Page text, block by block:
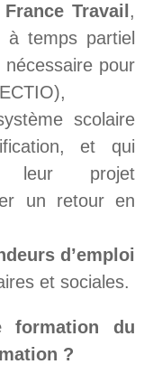
Travail ,
à temps partiel
nécessaire pour
scolaire
et qui
leur projet
un retour en
d’emploi
et sociales.
formation du
?